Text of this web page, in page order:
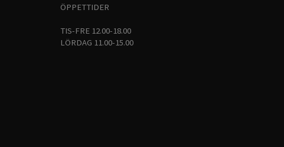
ÖPPETTIDER
TIS-FRE 12.00-18.00
LÖRDAG 11.00-15.00